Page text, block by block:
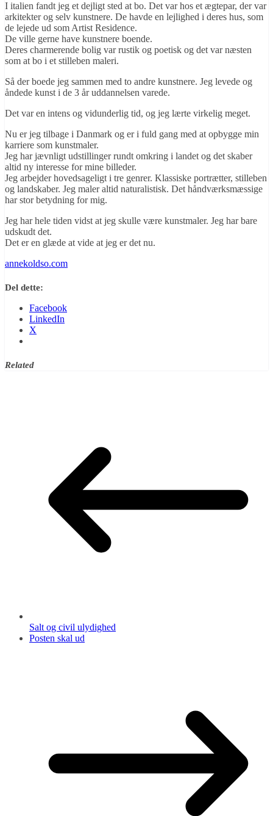
I italien fandt jeg et dejligt sted at bo. Det var hos et ægtepar, der var
arkitekter og selv kunstnere. De havde en lejlighed i deres hus, som
de lejede ud som Artist Residence.
De ville gerne have kunstnere boende.
Deres charmerende bolig var rustik og poetisk og det var næsten
som at bo i et stilleben maleri.
Så der boede jeg sammen med to andre kunstnere. Jeg levede og
åndede kunst i de 3 år uddannelsen varede.
Det var en intens og vidunderlig tid, og jeg lærte virkelig meget.
Nu er jeg tilbage i Danmark og er i fuld gang med at opbygge min
karriere som kunstmaler.
Jeg har jævnligt udstillinger rundt omkring i landet og det skaber
altid ny interesse for mine billeder.
Jeg arbejder hovedsageligt i tre genrer. Klassiske portrætter, stilleben
og landskaber. Jeg maler altid naturalistisk. Det håndværksmæssige
har stor betydning for mig.
Jeg har hele tiden vidst at jeg skulle være kunstmaler. Jeg har bare
udskudt det.
Det er en glæde at vide at jeg er det nu.
annekoldso.com
Del dette:
Facebook
LinkedIn
X
Related
Salt og civil ulydighed
Posten skal ud